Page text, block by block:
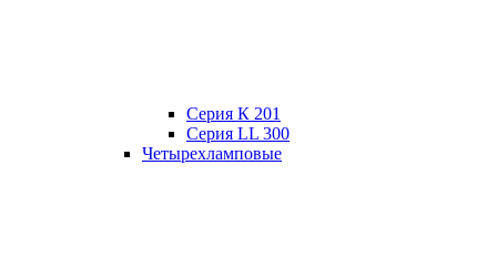
Серия К 201
Серия LL 300
Четырехламповые